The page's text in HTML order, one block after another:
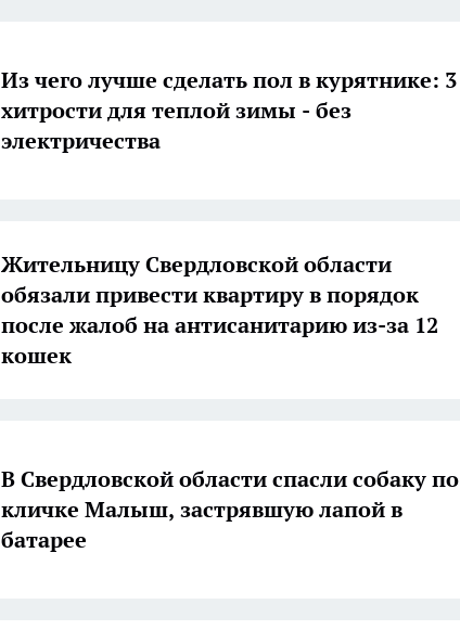
Из чего лучше сделать пол в курятнике: 3
хитрости для теплой зимы - без
электричества
Жительницу Свердловской области
обязали привести квартиру в порядок
после жалоб на антисанитарию из-за 12
кошек
В Свердловской области спасли собаку по
кличке Малыш, застрявшую лапой в
батарее